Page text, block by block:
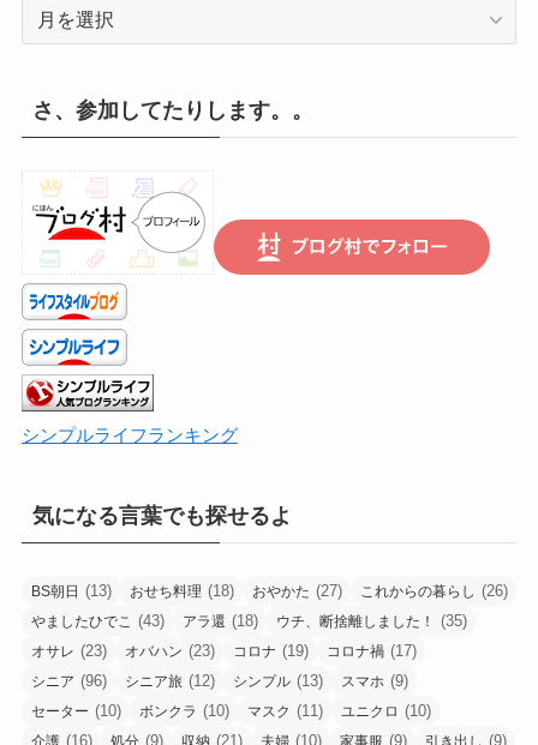
り
こ
ち
ら
で
さ、参加してたりします。。
シンプルライフランキング
気になる言葉でも探せるよ
BS朝日 (13) おせち料理 (18) おやかた (27) これからの暮らし (26)
やましたひでこ (43) アラ還 (18) ウチ、断捨離しました！ (35)
オサレ (23) オバハン (23) コロナ (19) コロナ禍 (17)
シニア (96) シニア旅 (12) シンプル (13) スマホ (9)
セーター (10) ボンクラ (10) マスク (11) ユニクロ (10)
介護 (16) 処分 (9) 収納 (21) 夫婦 (10) 家事服 (9) 引き出し (9)